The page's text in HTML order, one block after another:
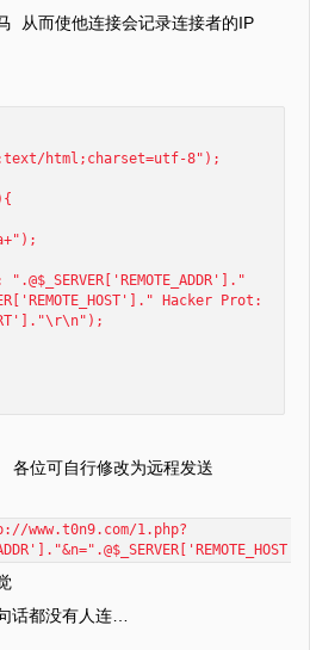
从而使他连接会记录连接者的IP
html;charset=utf-8");
Hacker Prot:
各位可自行修改为远程发送
www.t0n9.com/1.php?
话都没有人连…